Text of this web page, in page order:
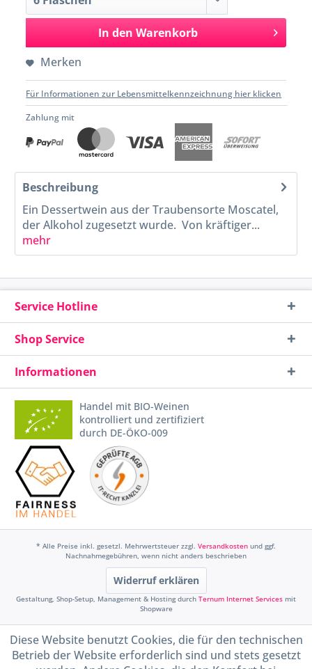
In den Warenkorb
Merken
Für Informationen zur Lebensmittelkennzeichnung hier klicken
Zahlung mit
Beschreibung
Ein Dessertwein aus der Traubensorte Moscatel,
der Alkohol zugesetzt wurde. Von kräftiger...
mehr
Service Hotline
Shop Service
Informationen
Handel mit BIO-Weinen
kontrolliert und zertifiziert
durch DE-ÖKO-009
* Alle Preise inkl. gesetzl. Mehrwertsteuer zzgl. Versandkosten und ggf.
Nachnahmegebühren, wenn nicht anders beschrieben
Widerruf erklären
Gestaltung, Shop-Setup, Management & Hosting durch Ternum Internet Services mit
Shopware
Diese Website benutzt Cookies, die für den technischen
Betrieb der Website erforderlich sind und stets gesetzt